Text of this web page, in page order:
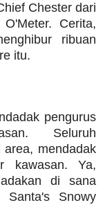
Chester dari
Cerita,
ribuan
itu.
pengurus
Seluruh
area, mendadak
kawasan. Ya,
di sana
Snowy